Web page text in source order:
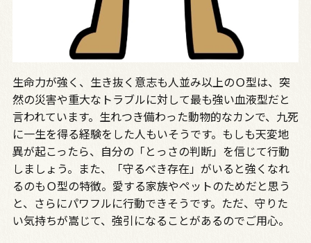
生命力が強く、生き抜く意志も人並み以上のＯ型は、突
然の災害や重大なトラブルに対して最も強い血液型だと
言われています。生れつき備わった動物的なカンで、九死
に一生を得る経験をした人もいそうです。もしも天変地
異が起こったら、自分の「とっさの判断」を信じて行動
しましょう。また、「守るべき存在」がいると強くなれ
るのもＯ型の特徴。愛する家族やペットのためだと思う
と、さらにパワフルに行動できそうです。ただ、守りた
い気持ちが嵩じて、強引になることがあるのでご用心。